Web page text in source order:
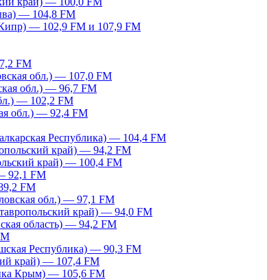
— 104,8 FM
— 102,9 FM и 107,9 FM
FM
обл.) — 107,0 FM
обл.) — 96,7 FM
— 102,2 FM
обл.) — 92,4 FM
Республика) — 104,4 FM
край) — 94,2 FM
край) — 100,4 FM
92,1 FM
FM
обл.) — 97,1 FM
край) — 94,0 FM
область) — 94,2 FM
Республика) — 90,3 FM
край) — 107,4 FM
Крым) — 105,6 FM